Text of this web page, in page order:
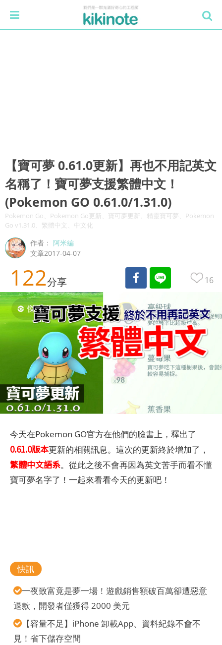
【寶可夢 0.61.0更新】再也不用記英文
名稱了！寶可夢支援繁體中文！
(Pokemon GO 0.61.0/1.31.0)
Pokemon Go、Pokemon Go更新、寶可夢更新、精靈寶可夢、Pokemon
Go v1.31.0、繁體中文、中文化
作者： 阿米編
文章2017-04-07
122分享 16
今天在Pokemon GO官方在他們的臉書上，釋出了
0.61.0版本更新的相關訊息。這次的更新終於增加了，
繁體中文語系。從此之後不會再因為英文苦手而看不懂
寶可夢名字了！一起來看看今天的更新吧！
快訊
一夜致富竟是夢一場！遊戲銷售額破百萬卻遭惡意
退款，開發者僅獲得 2000 美元
【容量不足】iPhone 卸載App、資料紀錄不會不
見！省下儲存空間